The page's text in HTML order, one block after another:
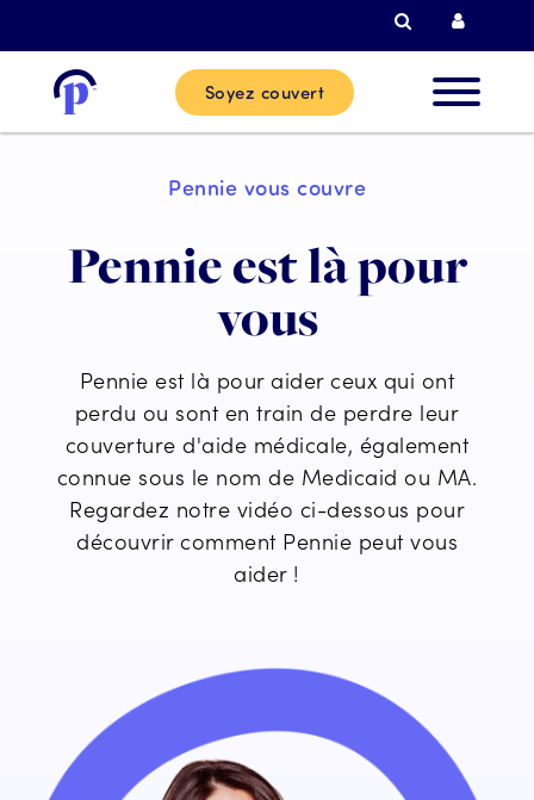
Recherche
Soyez couvert
Clients
Aide
Pennie vous couvre
Pennie est là pour
vous
Pennie est là pour aider ceux qui ont
perdu ou sont en train de perdre leur
couverture d'aide médicale, également
connue sous le nom de Medicaid ou MA.
Regardez notre vidéo ci-dessous pour
découvrir comment Pennie peut vous
aider !